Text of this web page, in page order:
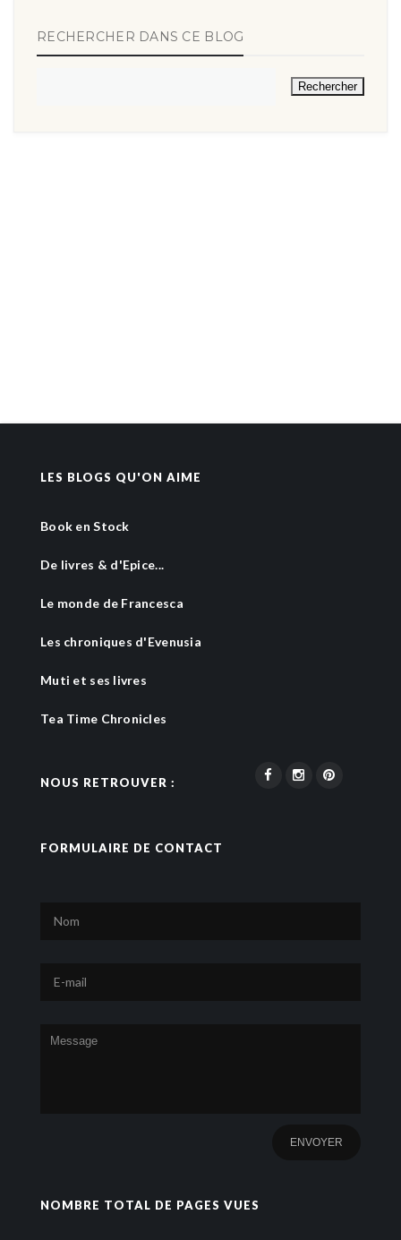
RECHERCHER DANS CE BLOG
LES BLOGS QU'ON AIME
Book en Stock
De livres & d'Epice...
Le monde de Francesca
Les chroniques d'Evenusia
Muti et ses livres
Tea Time Chronicles
NOUS RETROUVER :
FORMULAIRE DE CONTACT
NOMBRE TOTAL DE PAGES VUES